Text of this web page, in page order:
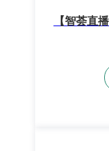
【智荟直